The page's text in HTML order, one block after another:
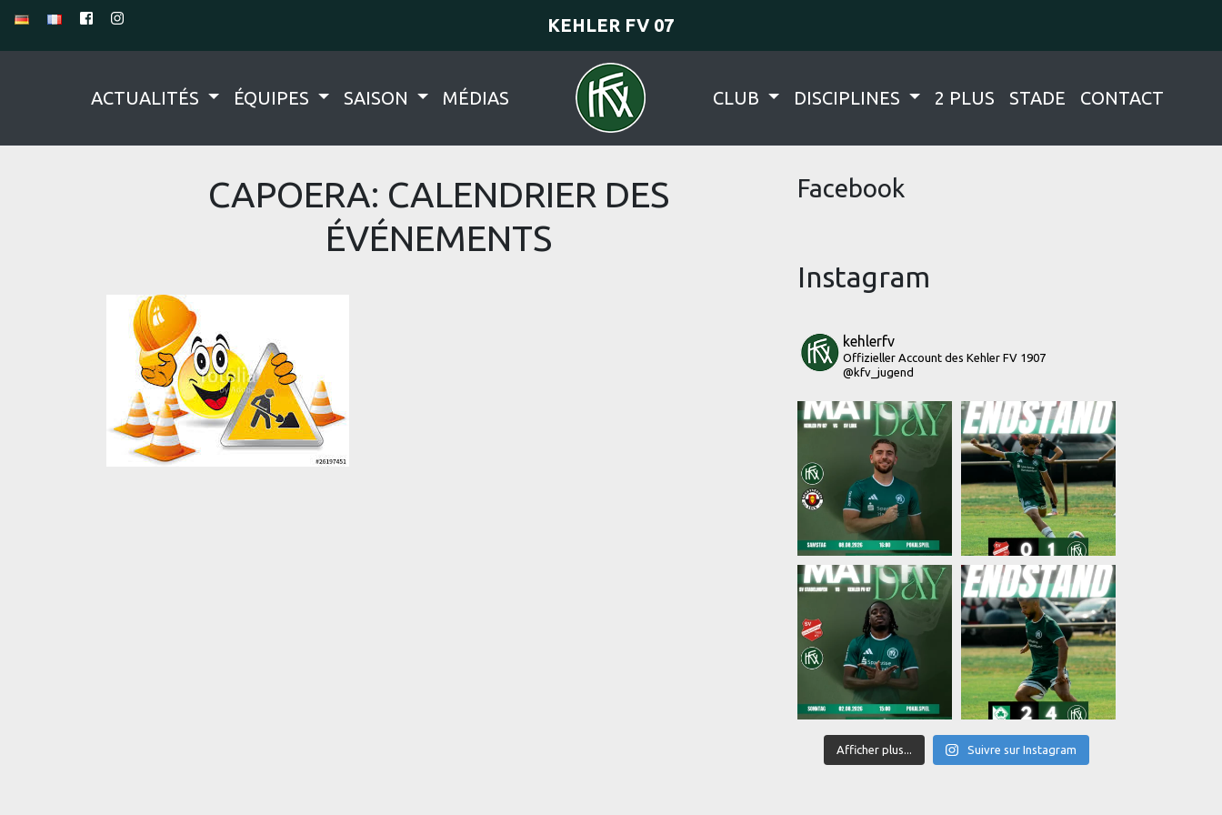
KEHLER FV 07
ACTUALITÉS ÉQUIPES SAISON MÉDIAS CLUB DISCIPLINES 2 PLUS STADE CONTACT
CAPOERA: CALENDRIER DES
ÉVÉNEMENTS
Facebook
Instagram
kehlerfv
Offizieller Account des Kehler FV 1907
@kfv_jugend
Afficher plus... Suivre sur Instagram